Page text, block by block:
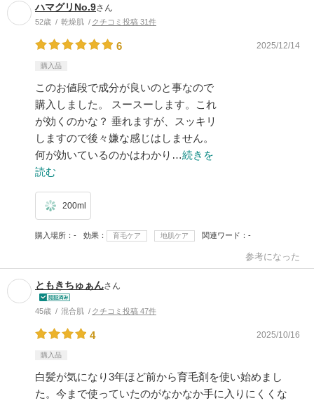
ハマグリNo.9さん
52歳 乾燥肌 クチコミ投稿 31件
6 2025/12/14
購入品
このお値段で成分が良いのと事なので
購入しました。 スースーします。これ
が効くのかな？ 垂れますが、スッキリ
しますので後々嫌な感じはしません。
何が効いているのかはわかり…続きを
読む
200ml
購入場所 - 効果 育毛ケア 地肌ケア 関連ワード -
参考になった
ともきちゅぁんさん
45歳 混合肌 クチコミ投稿 47件
4 2025/10/16
購入品
白髪が気になり3年ほど前から育毛剤を使い始めまし
た。今まで使っていたのがなかなか手に入りにくくな